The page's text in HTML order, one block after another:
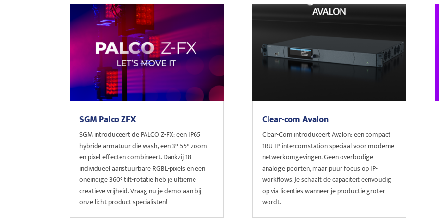
SGM Palco ZFX
SGM introduceert de PALCO Z-FX: een IP65
hybride armatuur die wash, een 3°-55° zoom
en pixel-effecten combineert. Dankzij 18
individueel aanstuurbare RGBL-pixels en een
oneindige 360° tilt-rotatie heb je ultieme
creatieve vrijheid. Vraag nu je demo aan bij
onze licht product specialisten!
Clear-com Avalon
Clear-Com introduceert Avalon: een compact
1RU IP-intercomstation speciaal voor moderne
netwerkomgevingen. Geen overbodige
analoge poorten, maar puur focus op IP-
workflows. Je schaalt de capaciteit eenvoudig
op via licenties wanneer je productie groter
wordt.